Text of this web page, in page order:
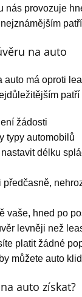
nás provozuje
na auto
auto má oproti
patří
žádosti
typy automobilů
délku
předčasně,
vaše, hned po
levněji než
platit žádné
můžete auto
auto získat?